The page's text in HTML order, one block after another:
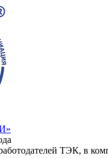
ТЭК, в